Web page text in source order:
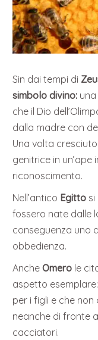
Sin dai tempi di
simbolo divino:
che il Dio
dalla madre con
Una volta
genitrice in
riconoscimento.
Nell’antico Egitto
fossero nate dalle
conseguenza uno
obbedienza.
Anche Omero le
aspetto
per i figli e che
neanche di fronte
cacciatori.